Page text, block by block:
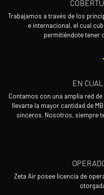
Trabajamos a través de los
e internacional, el cual
permitiéndote tener
EN
Contamos con una amplia red
llevarte la mayor cantidad de
sinceros. Nosotros, siempre
Zeta Air posee licencia de